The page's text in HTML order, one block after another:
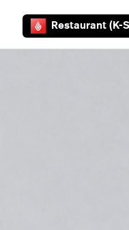
Restaurant (K-